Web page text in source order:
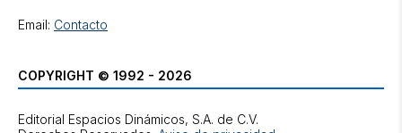
Email: Contacto
COPYRIGHT © 1992 - 2026
Editorial Espacios Dinámicos, S.A. de C.V.